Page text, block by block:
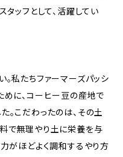
タッフとして、活躍してい
私たちファーマーズパッシ
めに、コーヒー豆の産地で
。こだわったのは、その土
で無理やり土に栄養を与
がほどよく調和するやり方